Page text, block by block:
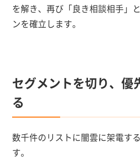
を解き、再び「良き相談相手」
ンを確立します。
セグメントを切り、優
る
数千件のリストに闇雲に架電す
す。